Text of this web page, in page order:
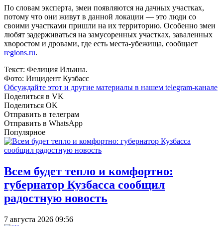
По словам эксперта, змеи появляются на дачных участках,
потому что они живут в данной локации — это люди со
своими участками пришли на их территорию. Особенно змеи
любят задерживаться на замусоренных участках, заваленных
хворостом и дровами, где есть места-убежища, сообщает
regions.ru.
Текст: Фелиция Ильина.
Фото: Инцидент Кузбасс
Обсуждайте этот и другие материалы в нашем telegram-канале
Поделиться в VK
Поделиться OK
Отправить в телеграм
Отправить в WhatsApp
Популярное
Всем будет тепло и комфортно:
губернатор Кузбасса сообщил
радостную новость
7 августа 2026 09:56